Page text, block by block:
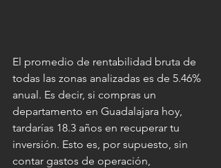
El promedio de rentabilidad bruta de
todas las zonas analizadas es de 5.46%
anual. Es decir, si compras un
departamento en Guadalajara hoy,
tardarías 18.3 años en recuperar tu
inversión. Esto es, por supuesto, sin
contar gastos de operación,